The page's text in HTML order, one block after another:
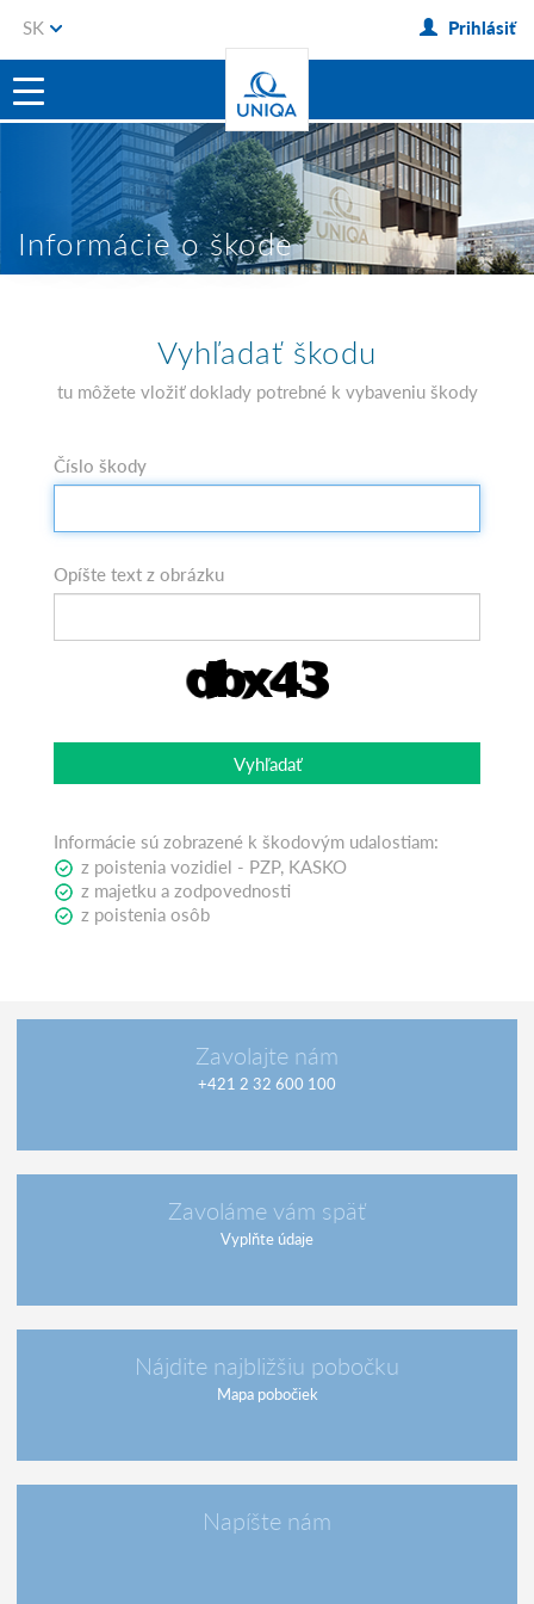
SK Prihlásiť
Informácie o škode
Vyhľadať škodu
tu môžete vložiť doklady potrebné k vybaveniu škody
Číslo škody
Opíšte text z obrázku
Vyhľadať
Informácie sú zobrazené k škodovým udalostiam:
z poistenia vozidiel - PZP, KASKO
z majetku a zodpovednosti
z poistenia osôb
Zavolajte nám
+421 2 32 600 100
Zavoláme vám späť
Vyplňte údaje
Nájdite najbližšiu pobočku
Mapa pobočiek
Napíšte nám